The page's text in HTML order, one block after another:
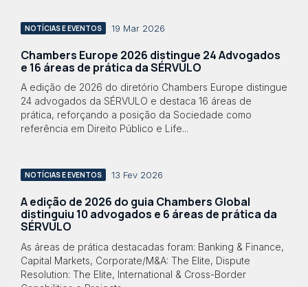
NOTÍCIAS E EVENTOS 19 Mar 2026
Chambers Europe 2026 distingue 24 Advogados
e 16 áreas de prática da SÉRVULO
A edição de 2026 do diretório Chambers Europe distingue
24 advogados da SÉRVULO e destaca 16 áreas de
prática, reforçando a posição da Sociedade como
referência em Direito Público e Life...
NOTÍCIAS E EVENTOS 13 Fev 2026
A edição de 2026 do guia Chambers Global
distinguiu 10 advogados e 6 áreas de prática da
SÉRVULO
As áreas de prática destacadas foram: Banking & Finance,
Capital Markets, Corporate/M&A: The Elite, Dispute
Resolution: The Elite, International & Cross-Border